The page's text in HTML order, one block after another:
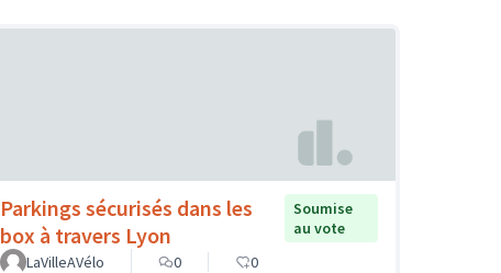
Parkings sécurisés dans les
box à travers Lyon
Soumise
au vote
LaVilleAVélo
0 0